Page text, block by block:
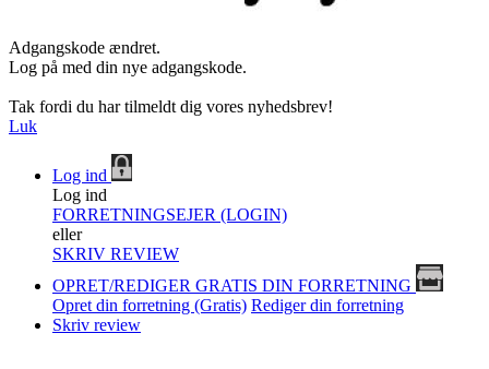
Adgangskode ændret.
Log på med din nye adgangskode.
Tak fordi du har tilmeldt dig vores nyhedsbrev!
Luk
Log ind
Log ind
FORRETNINGSEJER (LOGIN)
eller
SKRIV REVIEW
OPRET/REDIGER GRATIS DIN FORRETNING
Opret din forretning (Gratis) Rediger din forretning
Skriv review